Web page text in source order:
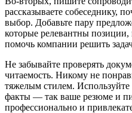
рассказываете собеседнику,
выбор. Добавьте пару
которые релевантны
помочь компании решить
Не забывайте проверять
читаемость. Никому не
тяжелым стилем.
факты — так ваше резюме и
профессионально и